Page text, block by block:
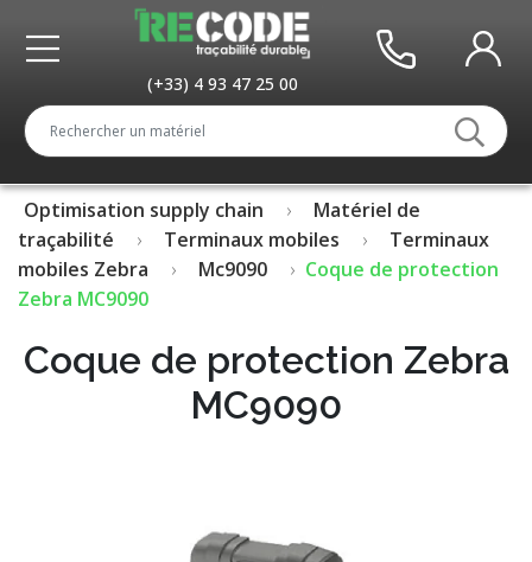
(+33) 4 93 47 25 00
Optimisation supply chain
Matériel de
traçabilité
Terminaux mobiles
Terminaux
mobiles Zebra
Mc9090
Coque de protection
Zebra MC9090
Coque de protection Zebra
MC9090